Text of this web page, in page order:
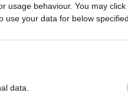
usage behaviour. You may
use your data for below
data.